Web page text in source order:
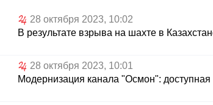
28 октября 2023, 10:02
В результате взрыва на шахте в
28 октября 2023, 10:01
Модернизация канала "Осмон":